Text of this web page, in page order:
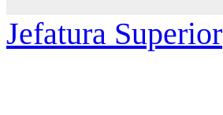
Jefatura Superior